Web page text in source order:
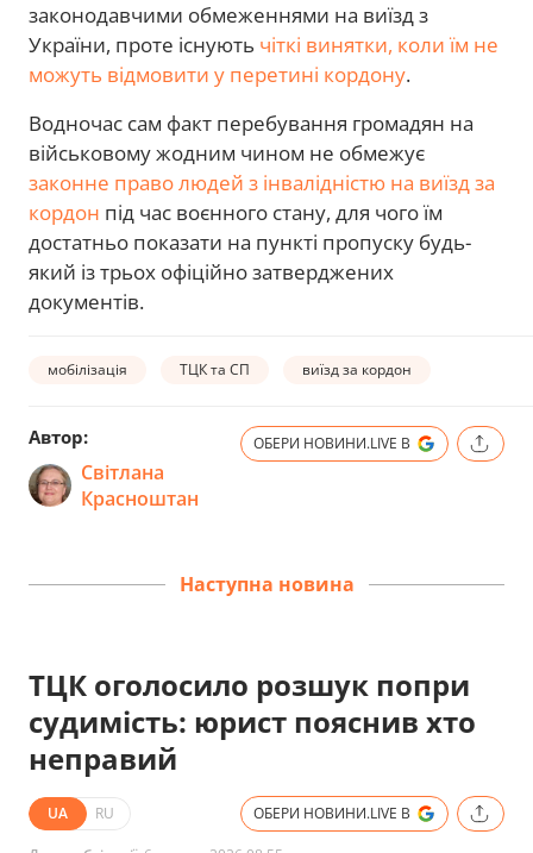
законодавчими обмеженнями на виїзд з
України, проте існують чіткі винятки, коли їм не
можуть відмовити у перетині кордону.
Водночас сам факт перебування громадян на
військовому жодним чином не обмежує
законне право людей з інвалідністю на виїзд за
кордон під час воєнного стану, для чого їм
достатньо показати на пункті пропуску будь-
який із трьох офіційно затверджених
документів.
мобілізація ТЦК та СП виїзд за кордон
Автор:
Світлана
Красноштан
ОБЕРИ НОВИНИ.LIVE В
Наступна новина
ТЦК оголосило розшук попри
судимість: юрист пояснив хто
неправий
UA RU ОБЕРИ НОВИНИ.LIVE В